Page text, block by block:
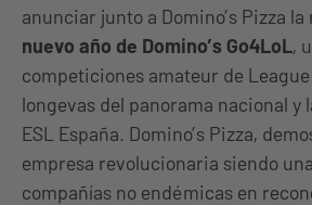
anunciar junto a Domino’s Pizza
nuevo año de Domino’s Go4LoL,
competiciones amateur de
longevas del panorama nacional y
ESL España. Domino’s Pizza,
empresa revolucionaria siendo
compañías no endémicas en